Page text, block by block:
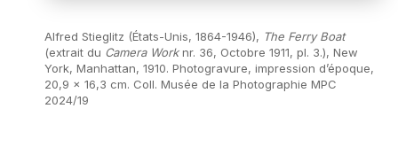
Alfred Stieglitz (États-Unis, 1864-1946), The Ferry Boat
(extrait du Camera Worknr. 36, Octobre 1911, pl. 3.), New
York, Manhattan, 1910. Photogravure, impression d’époque,
20,9 x 16,3 cm. Coll. Musée de la Photographie MPC
2024/19